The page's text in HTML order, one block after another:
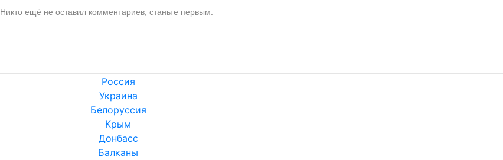
Никто ещё не оставил комментариев, станьте первым.
Россия
Украина
Белоруссия
Крым
Донбасс
Балканы